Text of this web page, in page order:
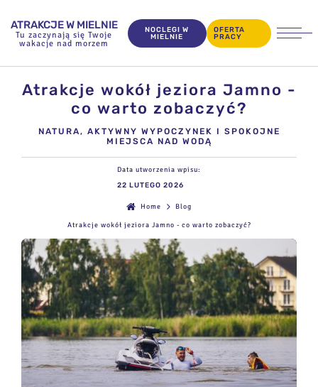
ATRAKCJE W MIELNIE
Tu zaczynają się Twoje
wakacje nad morzem
NOCLEGI W
MIELNIE
OFERTA
PRACY
Atrakcje wokół jeziora Jamno -
co warto zobaczyć?
NATURA, AKTYWNY WYPOCZYNEK I SPOKOJNE
MIEJSCA NAD WODĄ
22 LUTEGO 2026
Data utworzenia wpisu:
Home Blog
Atrakcje wokół jeziora Jamno - co warto zobaczyć?